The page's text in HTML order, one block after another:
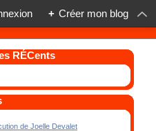
+ Créer mon blog
RÉCents
de Joelle Devalet